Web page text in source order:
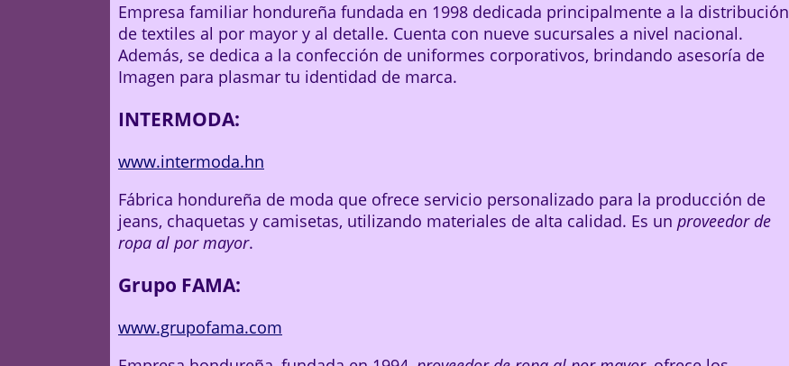
Empresa familiar hondureña fundada en 1998 dedicada principalmente a la distribución
de textiles al por mayor y al detalle. Cuenta con nueve sucursales a nivel nacional.
Además, se dedica a la confección de uniformes corporativos, brindando asesoría de
Imagen para plasmar tu identidad de marca.
INTERMODA:
www.intermoda.hn
Fábrica hondureña de moda que ofrece servicio personalizado para la producción de
jeans, chaquetas y camisetas, utilizando materiales de alta calidad. Es un proveedor de
ropa al por mayor.
Grupo FAMA:
www.grupofama.com